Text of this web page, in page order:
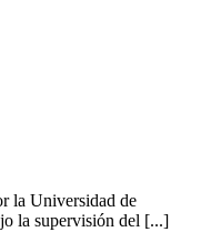
la Universidad de
la supervisión del [...]